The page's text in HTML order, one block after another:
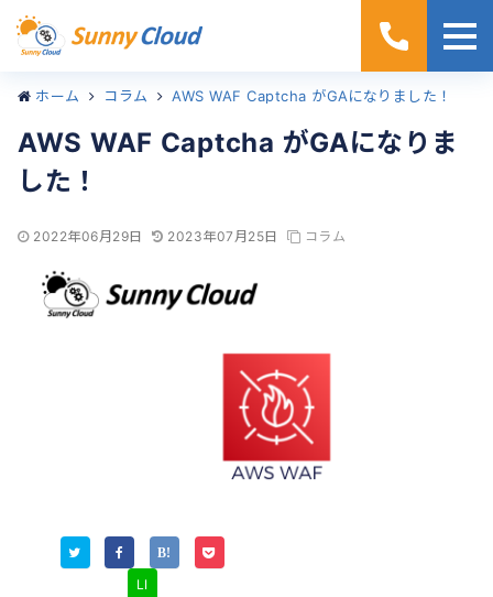
ホーム コラム AWS WAF Captcha がGAになりました！
AWS WAF Captcha がGAになりま
した！
2022年06月29日 2023年07月25日 コラム
LI